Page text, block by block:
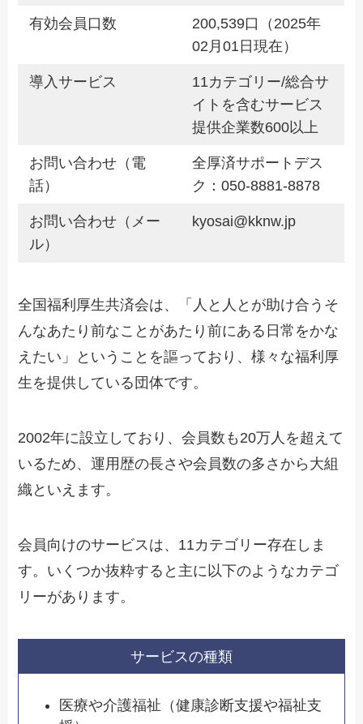
有効会員口数
200,539口（2025年
02月01日現在）
導入サービス
11カテゴリー/総合サ
イトを含むサービス
提供企業数600以上
お問い合わせ（電
話）
全厚済サポートデス
ク：050-8881-8878
お問い合わせ（メー
ル）
kyosai@kknw.jp
全国福利厚生共済会は、「人と人とが助け合うそ
んなあたり前なことがあたり前にある日常をかな
えたい」ということを謳っており、様々な福利厚
生を提供している団体です。
2002年に設立しており、会員数も20万人を超えて
いるため、運用歴の長さや会員数の多さから大組
織といえます。
会員向けのサービスは、11カテゴリー存在しま
す。いくつか抜粋すると主に以下のようなカテゴ
リーがあります。
サービスの種類
医療や介護福祉（健康診断支援や福祉支